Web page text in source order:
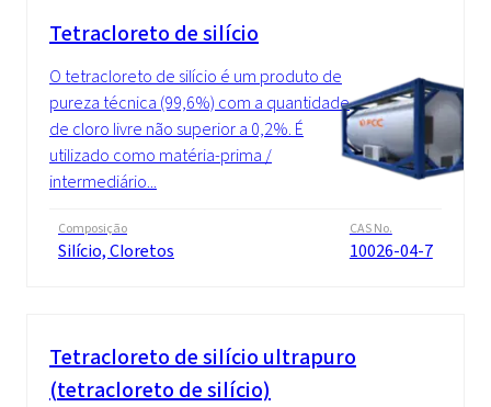
Tetracloreto de silício
O tetracloreto de silício é um produto de
pureza técnica (99,6%) com a quantidade
de cloro livre não superior a 0,2%. É
utilizado como matéria-prima /
intermediário...
Composição
Silício, Cloretos
CAS No.
10026-04-7
Tetracloreto de silício ultrapuro
(tetracloreto de silício)